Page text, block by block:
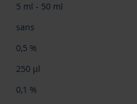
5 ml - 50 ml
sans
0,5 %
250 µl
0,1 %